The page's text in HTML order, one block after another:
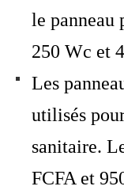
le panneau
250 Wc et
Les
utilisés
sanitaire.
FCFA et